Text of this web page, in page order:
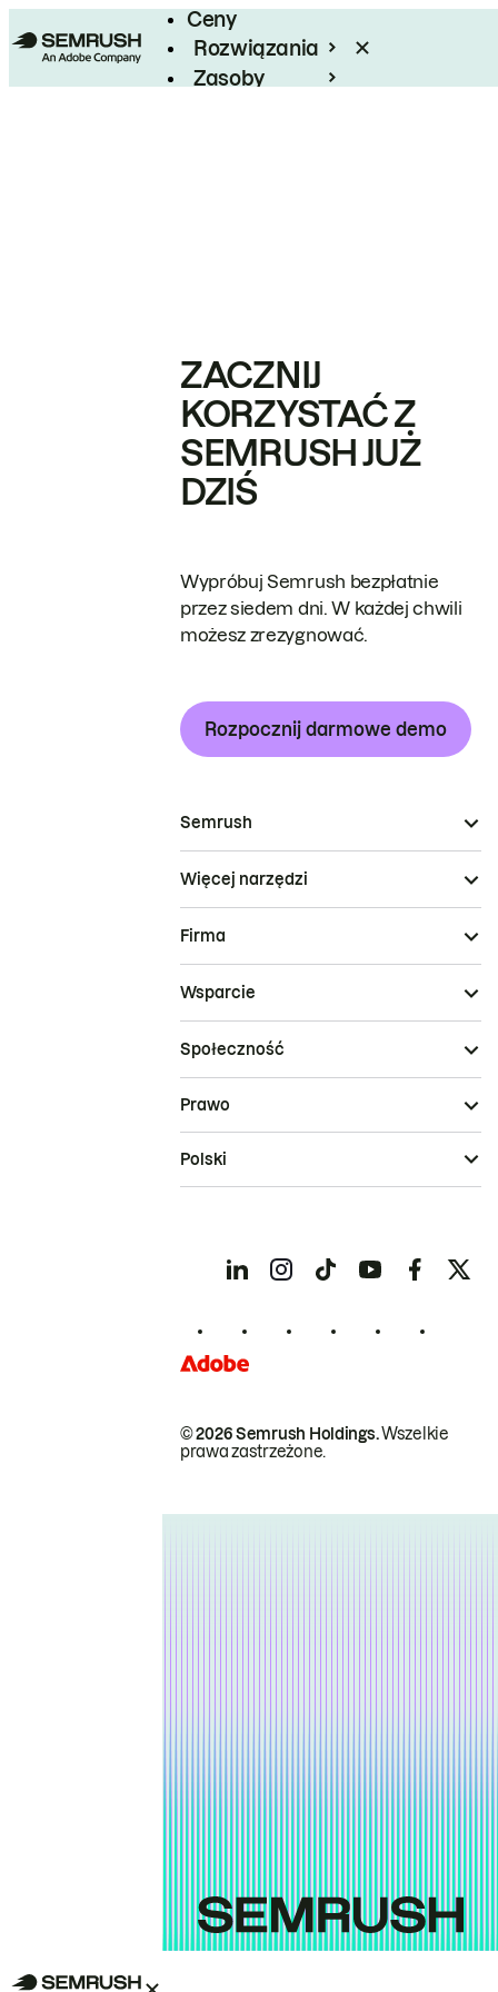
Ceny
Rozwiązania
Zasoby
ZACZNIJ
KORZYSTAĆ Z
SEMRUSH JUŻ
DZIŚ
Wypróbuj Semrush bezpłatnie
przez siedem dni. W każdej chwili
możesz zrezygnować.
Rozpocznij darmowe demo
Semrush
Więcej narzędzi
Firma
Wsparcie
Społeczność
© 2026 Semrush Holdings.Wszelkie
prawa zastrzeżone.
Prawo
Polski